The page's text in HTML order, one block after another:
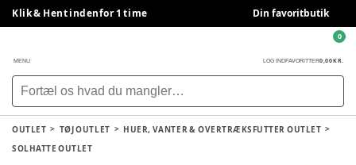
Klik & Hent indenfor 1 time Din favoritbutik
MENU LOG INDFAVORITTER0,00 KR.
0
OUTLET TØJ OUTLET
HUER, VANTER & OVERTRÆKSFUTTER OUTLET
SOLHATTE OUTLET